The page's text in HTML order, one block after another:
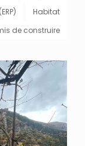
Habitat
de construire